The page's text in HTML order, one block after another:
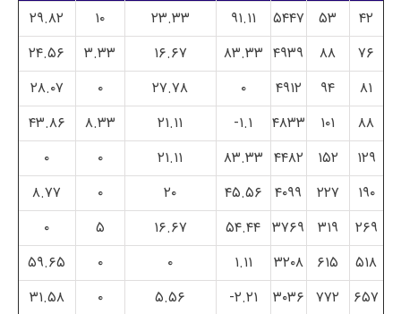
۴۲
۵۳ ۵۴۴۷ ۹۱.۱۱ ۲۳.۳۳ ۱۰
۲۹.۸۲
۷۶
۸۸ ۴۹۳۹ ۸۳.۳۳ ۱۶.۶۷ ۳.۳۳
۲۴.۵۶
۸۱
۹۴ ۴۹۱۲ ۰ ۲۷.۷۸ ۰
۲۸.۰۷
۸۸
۱۰۱ ۴۸۳۳ ۱.۱- ۲۱.۱۱ ۸.۳۳
۴۳.۸۶
۱۲۹
۱۵۲ ۴۴۸۲ ۸۳.۳۳ ۲۱.۱۱ ۰
۰
۱۹۰
۲۲۷ ۴۰۹۹ ۴۵.۵۶ ۲۰ ۰
۸.۷۷
۲۶۹
۳۱۹ ۳۷۶۹ ۵۴.۴۴ ۱۶.۶۷ ۵
۰
۵۱۸
۶۱۵ ۳۲۰۸ ۱.۱۱ ۰ ۰
۵۹.۶۵
۶۵۷
۷۷۲ ۳۰۳۶ ۲.۲۱- ۵.۵۶ ۰
۳۱.۵۸